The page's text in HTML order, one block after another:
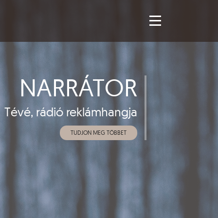
konferálása
TUDJON MEG TÖBBET